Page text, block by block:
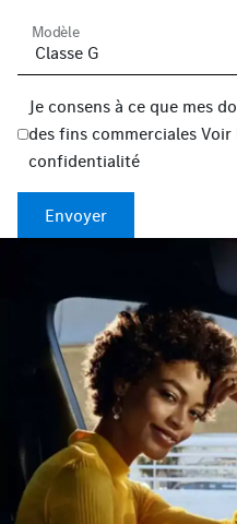
Modèle
Je consens à ce que mes
des fins commerciales Voir
confidentialité
Envoyer